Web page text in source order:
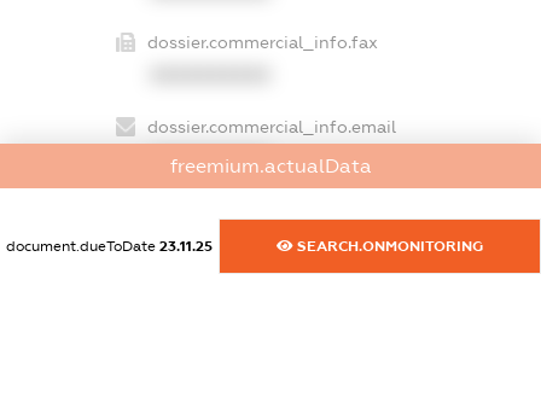
dossier.commercial_info.fax
dossier.commercial_info.email
XXXXXXXXXX
XXXXXXXXXX
freemium.actualData
document.dueToDate 23.11.25 SEARCH.ONMONITORING